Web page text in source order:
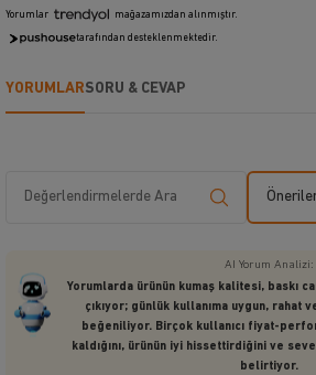
Yorumlar mağazamızdan alınmıştır.
tarafından desteklenmektedir.
YORUMLARSORU & CEVAP
AI Yorum Analizi:
Yorumlarda ürünün kumaş kalitesi, baskı
çıkıyor; günlük kullanıma uygun, rahat
beğeniliyor. Birçok kullanıcı fiyat-
kaldığını, ürünün iyi hissettirdiğini ve
belirtiyor.